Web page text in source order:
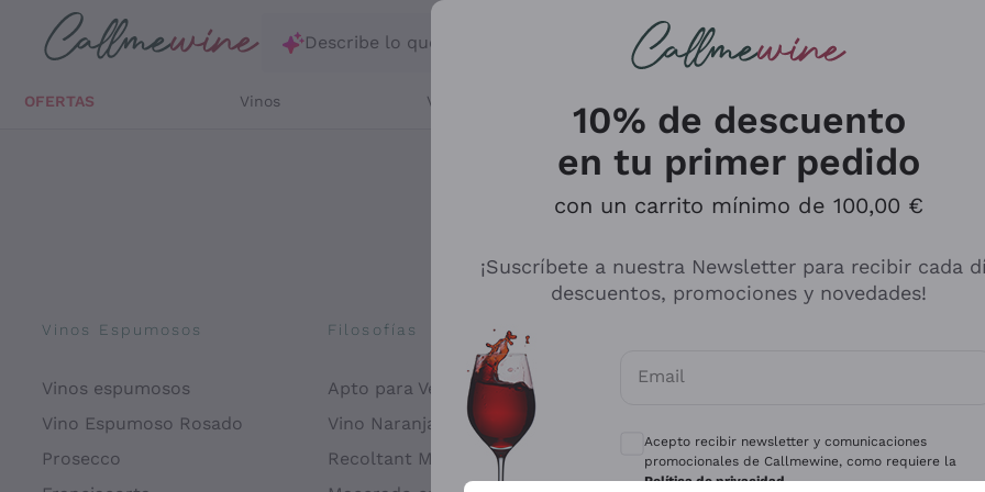
Saltar al contenido principal
Describe lo que estás buscando
OFERTAS Vinos Vinos Blancos
Vinos Espumosos
Vinos espumosos
Vino Espumoso Rosado
Prosecco
Filosofías
Apto para Veganos
Vino Naranja
Recoltant Manipulant
Antinori
Ca' del Bosco
Gavi
10% de descuento
en tu primer pedido
con un carrito mínimo de 100,00 €
¡Suscríbete a nuestra Newsletter para recibir cada
descuentos, promociones y novedades!
Email
Consentimientos opcionales para recibir
Acepto recibir newsletter y comunicaciones
promocionales de Callmewine, como requiere la
Política de privacidad